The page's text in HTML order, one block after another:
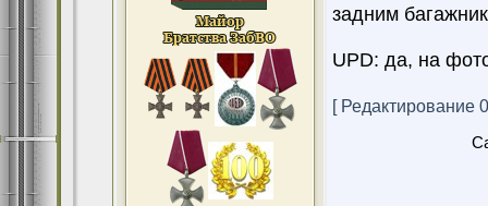
задним
UPD: да, на
[ Редактирование